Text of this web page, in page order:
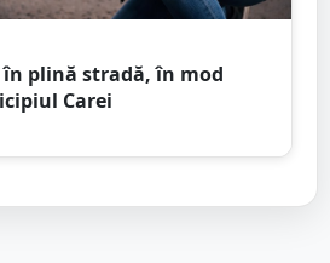
plină stradă, în mod
Carei